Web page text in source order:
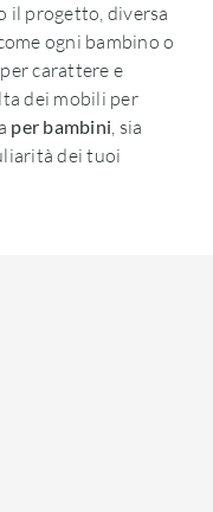
il progetto, diversa
ogni bambino o
carattere e
dei mobili per
per bambini, sia
dei tuoi